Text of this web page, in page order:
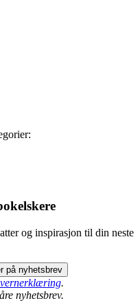
og inspirasjon til din neste
på nyhetsbrev
.
nyhetsbrev.